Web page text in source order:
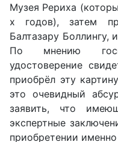
Музея Рериха
х годов), затем
Балтазару Боллингу,
По мнению
удостоверение
приобрёл эту
это очевидный
заявить, что
экспертные
приобретении